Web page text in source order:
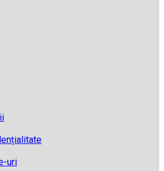
uri